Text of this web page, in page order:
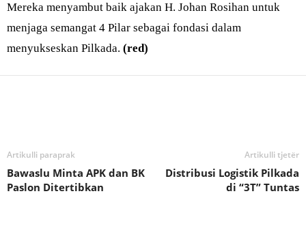
Mereka menyambut baik ajakan H. Johan Rosihan untuk
menjaga semangat 4 Pilar sebagai fondasi dalam
menyukseskan Pilkada. (red)
Artikulli paraprak
Bawaslu Minta APK dan BK
Paslon Ditertibkan
Artikulli tjetër
Distribusi Logistik Pilkada
di “3T” Tuntas